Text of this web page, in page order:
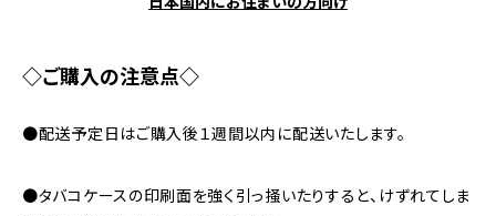
◇ご購入の注意点◇
●配送予定日はご購入後１週間以内に配送いたします。
●タバコケースの印刷面を強く引っ掻いたりすると、けずれてしま